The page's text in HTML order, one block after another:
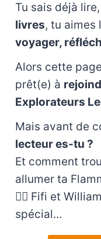
Tu sais déjà
livres, tu aimes
voyager,
Alors cette
prêt(e) à
Explorateurs
Mais avant de
lecteur es-tu ?
Et comment
allumer ta
🧙‍♂️ Fifi et
spécial…